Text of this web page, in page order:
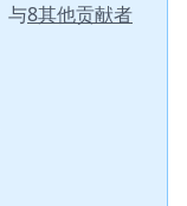
与8其他贡献者